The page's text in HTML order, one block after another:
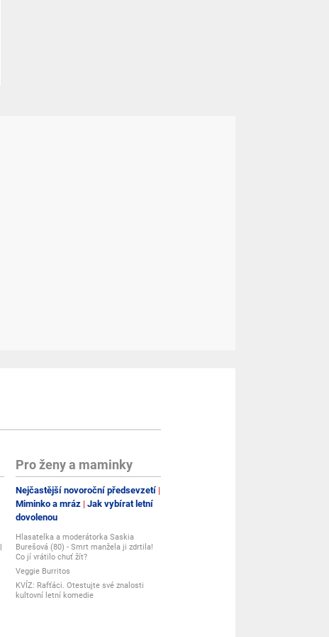
Pro ženy a maminky
Nejčastější novoroční předsevzetí
Miminko a mráz
Jak vybírat letní
dovolenou
Hlasatelka a moderátorka Saskia
Burešová (80) - Smrt manžela ji zdrtila!
Co jí vrátilo chuť žít?
Veggie Burritos
KVÍZ: Rafťáci. Otestujte své znalosti
kultovní letní komedie